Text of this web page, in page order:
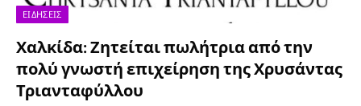
ΕΙΔΉΣΕΙΣ
Χαλκίδα: Ζητείται πωλήτρια από την
πολύ γνωστή επιχείρηση της Χρυσάντας
Τριανταφύλλου